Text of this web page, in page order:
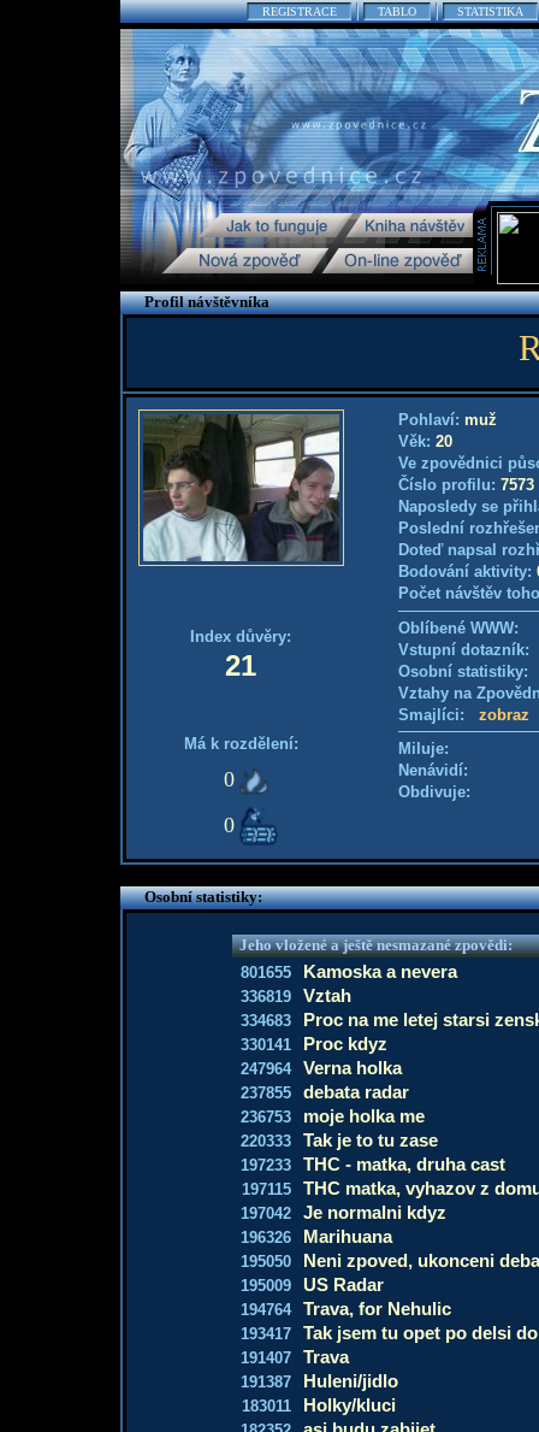
REGISTRACE TABLO STATISTIKA
Profil návštěvníka
Index důvěry:
21
Má k rozdělení:
0
0
Pohlaví: muž
Věk: 20
Ve zpovědnici
Číslo profilu: 7573
Naposledy se
Poslední
Doteď napsal
Bodování aktivity:
Počet návštěv
Oblíbené WWW:
Vstupní
Osobní
Vztahy na
Smajlíci: zobraz
Miluje:
Nenávidí:
Obdivuje:
Osobní statistiky:
Jeho vložené a ještě nesmazané zpovědi:
801655
Kamoska a nevera
336819 Vztah
334683 Proc na me letej starsi
330141 Proc kdyz
247964 Verna holka
237855 debata radar
236753 moje holka me
220333 Tak je to tu zase
197233 THC - matka, druha cast
197115 THC matka, vyhazov z
197042 Je normalni kdyz
196326 Marihuana
195050 Neni zpoved, ukonceni
195009 US Radar
194764 Trava, for Nehulic
193417 Tak jsem tu opet po delsi
191407 Trava
191387 Huleni/jidlo
183011 Holky/kluci